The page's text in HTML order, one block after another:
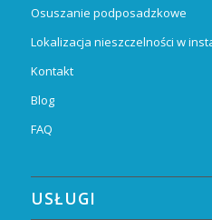
Osuszanie podposadzkowe
Lokalizacja nieszczelności w
Kontakt
Blog
FAQ
USŁUGI